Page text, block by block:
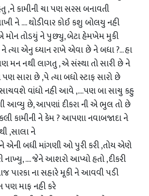
,ને કામીની ચા પણ સરસ બનાવતી
ને .... થોડીવાર કોઈ કશુ બોલયુ નહી
તોડયું ને પુછ્યુ, બેટા હેમખેમ મુકી
ત્યા એનુ ધ્યાન રાખે એવા છે ને બધા ?... હા
મન નથી લાગતુ , એ સંસ્થા તો સારી છે ને
સારા છે ,પે ત્યા બધો સ્ટાફ સારો છે
સાચવશે વાંધો નહી આવે ,....પણ બા સાચુ કહુ
આવ્યુ છે, આપણાં દીકરા ની એ ભુલ તો છે
કામીની ને કેમ ? આપણા નવાબજાદા ને
,સાલા ને
એની બધી માંગણી ઓ પુરી કરી ,તોય એણે
નાખ્યુ, .... જેને આશરો આપ્યો હતો ,દીકરી
પારકા ના સહારે મૂકી ને આવવી પડી
માફ નહી કરે